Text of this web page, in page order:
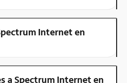
Internet en
a Spectrum Internet en